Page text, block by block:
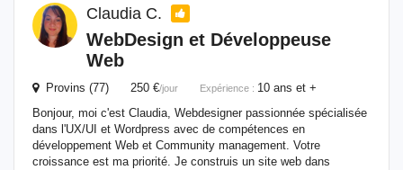
Claudia C.
WebDesign et Développeuse
Web
Provins (77) 250 €/jour Expérience : 10 ans et +
Bonjour, moi c'est Claudia, Webdesigner passionnée spécialisée
dans l'UX/UI et Wordpress avec de compétences en
développement Web et Community management. Votre
croissance est ma priorité. Je construis un site web dans